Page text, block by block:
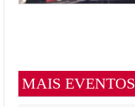
MAIS EVENTOS